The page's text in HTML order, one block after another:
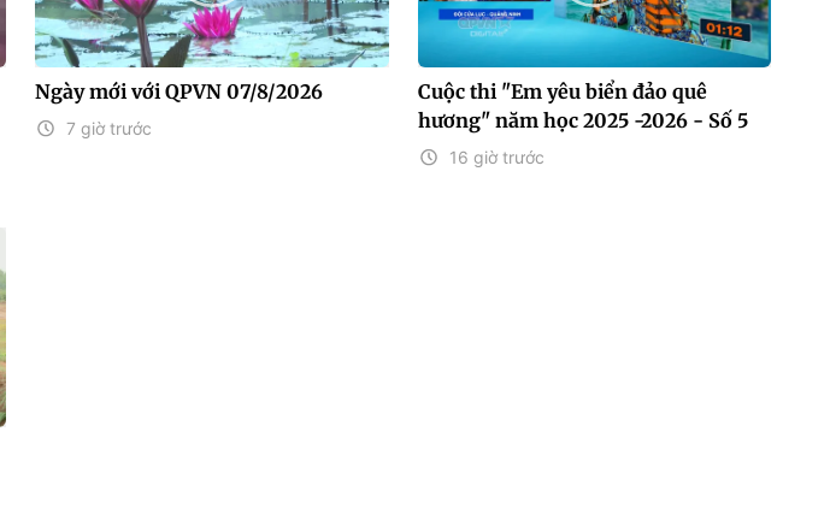
Ngày mới với QPVN 07/8/2026
7 giờ trước
Cuộc thi "Em yêu biển đảo quê
hương" năm học 2025 -2026 - Số 5
16 giờ trước